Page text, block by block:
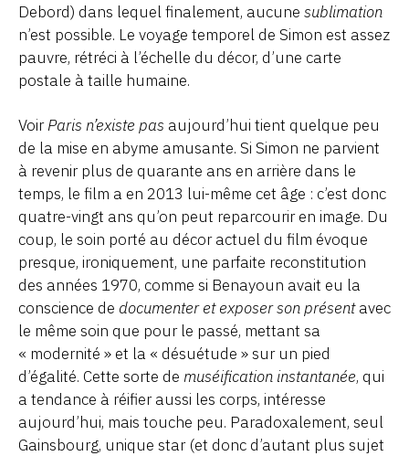
Debord) dans lequel finalement, aucune sublimation
n’est possible. Le voyage temporel de Simon est assez
pauvre, rétréci à l’échelle du décor, d’une carte
postale à taille humaine.
VoirParis n’existe pas aujourd’hui tient quelque peu
de la mise en abyme amusante. Si Simon ne parvient
à revenir plus de quarante ans en arrière dans le
temps, le film a en 2013 lui-même cet âge : c’est donc
quatre-vingt ans qu’on peut reparcourir en image. Du
coup, le soin porté au décor actuel du film évoque
presque, ironiquement, une parfaite reconstitution
des années 1970, comme si Benayoun avait eu la
conscience de documenter et exposer son présentavec
le même soin que pour le passé, mettant sa
« modernité » et la « désuétude » sur un pied
d’égalité. Cette sorte de muséification instantanée, qui
a tendance à réifier aussi les corps, intéresse
aujourd’hui, mais touche peu. Paradoxalement, seul
Gainsbourg, unique star (et donc d’autant plus sujet